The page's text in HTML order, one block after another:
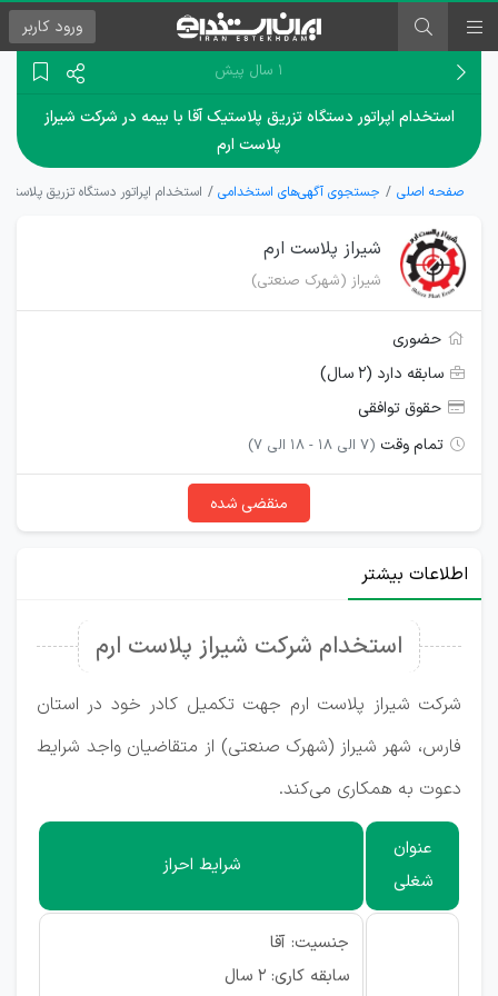
ورود کاربر
۱ سال پیش
استخدام اپراتور دستگاه تزریق پلاستیک آقا با بیمه در شرکت شیراز
پلاست ارم
صفحه اصلی جستجوی آگهی‌های استخدامی استخدام اپراتور دستگاه تزریق
شیراز پلاست ارم
شیراز (شهرک صنعتی)
حضوری
سابقه دارد (۲ سال)
حقوق توافقی
تمام وقت (7 الی 18 - 18 الی 7)
منقضی شده
اطلاعات بیشتر
استخدام شرکت شیراز پلاست ارم
شرکت شیراز پلاست ارم جهت تکمیل کادر خود در استان
فارس، شهر شیراز (شهرک صنعتی) از متقاضیان واجد شرایط
دعوت به همکاری می‌کند.
عنوان
شغلی
شرایط احراز
جنسیت: آقا
سابقه کاری: ۲ سال